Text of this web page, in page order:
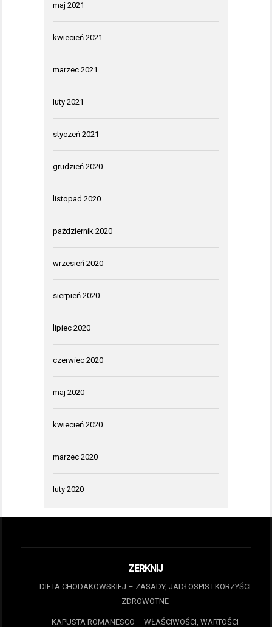
maj 2021
kwiecień 2021
marzec 2021
luty 2021
styczeń 2021
grudzień 2020
listopad 2020
październik 2020
wrzesień 2020
sierpień 2020
lipiec 2020
czerwiec 2020
maj 2020
kwiecień 2020
marzec 2020
luty 2020
ZERKNIJ
DIETA CHODAKOWSKIEJ – ZASADY, JADŁOSPIS I KORZYŚCI
ZDROWOTNE
KAPUSTA ROMANESCO – WŁAŚCIWOŚCI, WARTOŚCI